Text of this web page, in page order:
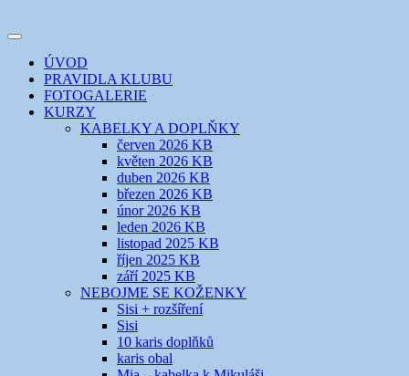
k
webuEVIKLUB
šicí klub
Toggle
navigation
ÚVOD
PRAVIDLA KLUBU
FOTOGALERIE
KURZY
KABELKY A DOPLŇKY
červen 2026 KB
květen 2026 KB
duben 2026 KB
březen 2026 KB
únor 2026 KB
leden 2026 KB
listopad 2025 KB
říjen 2025 KB
září 2025 KB
NEBOJME SE KOŽENKY
Sisi + rozšíření
Sisi
10 karis doplňků
karis obal